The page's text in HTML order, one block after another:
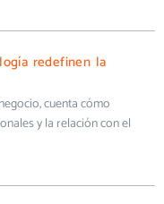
redefinen la
cuenta cómo
y la relación con el